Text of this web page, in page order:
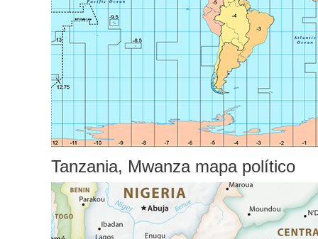
Tanzania, Mwanza mapa político